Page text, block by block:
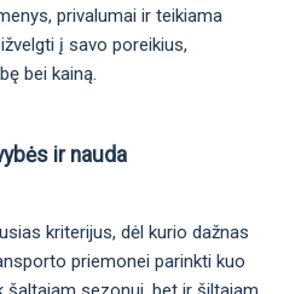
privalumai ir teikiama
į savo poreikius,
bei kainą.
ir nauda
kriterijus, dėl kurio dažnas
priemonei parinkti kuo